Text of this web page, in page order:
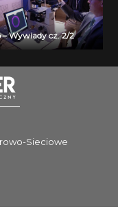
– Wywiady cz. 2/2
Sieciowe